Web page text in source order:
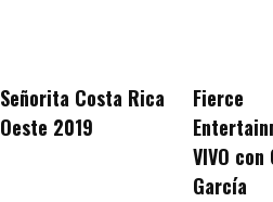
Señorita Costa Rica
Oeste 2019
Fierce
VIVO con
García